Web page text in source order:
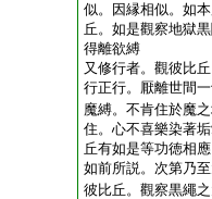
似。因縁相似。如
丘。如是觀察地獄
得離欲縛
又修行者。觀彼比
行正行。厭離世間
魔縛。不肯住於魔
住。心不喜樂染著
丘有如是等功徳相
如前所説。次第乃
彼比丘。觀察黒繩